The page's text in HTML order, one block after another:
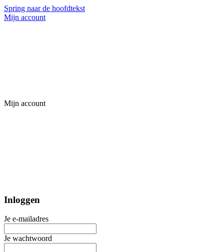
Spring naar de hoofdtekst
Mijn account
Mijn account
Inloggen
Je e-mailadres
Je wachtwoord